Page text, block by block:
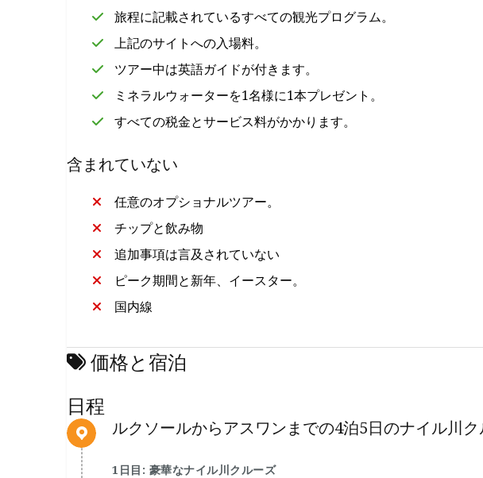
旅程に記載されているすべての観光プログラム。
上記のサイトへの入場料。
ツアー中は英語ガイドが付きます。
ミネラルウォーターを1名様に1本プレゼント。
すべての税金とサービス料がかかります。
含まれていない
任意のオプショナルツアー。
チップと飲み物
追加事項は言及されていない
ピーク期間と新年、イースター。
国内線
価格と宿泊
日程
ルクソールからアスワンまでの4泊5日のナイル川
1日目: 豪華なナイル川クルーズ